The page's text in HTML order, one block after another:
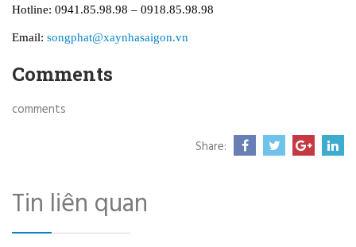
Hotline: 0941.85.98.98 – 0918.85.98.98
Email: songphat@xaynhasaigon.vn
Comments
comments
Share:
Tin liên quan